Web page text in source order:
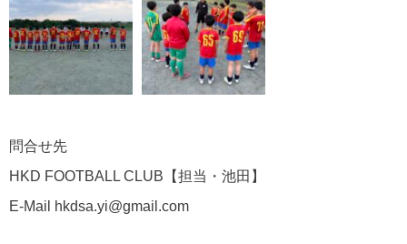
問合せ先
HKD FOOTBALL CLUB【担当・池田】
E-Mail hkdsa.yi@gmail.com